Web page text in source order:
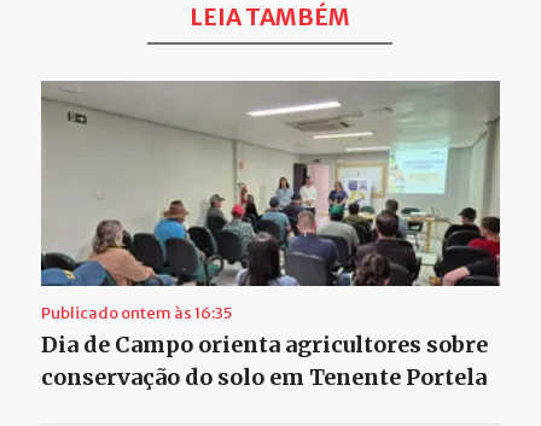
LEIA TAMBÉM
Publicado ontem às 16:35
Dia de Campo orienta agricultores sobre
conservação do solo em Tenente Portela